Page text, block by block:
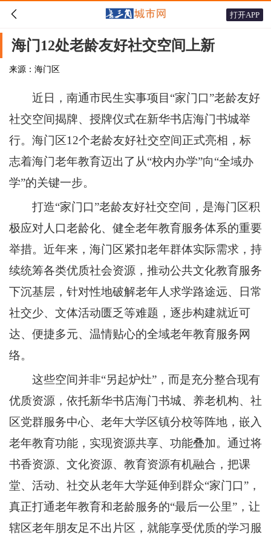
 打开APP
海门12处老龄友好社交空间上新
来源：海门区
近日，南通市民生实事项目“家门口”老龄友好
社交空间揭牌、授牌仪式在新华书店海门书城举
行。海门区12个老龄友好社交空间正式亮相，标
志着海门老年教育迈出了从“校内办学”向“全域办
学”的关键一步。
打造“家门口”老龄友好社交空间，是海门区积
极应对人口老龄化、健全老年教育服务体系的重要
举措。近年来，海门区紧扣老年群体实际需求，持
续统筹各类优质社会资源，推动公共文化教育服务
下沉基层，针对性地破解老年人求学路途远、日常
社交少、文体活动匮乏等难题，逐步构建就近可
达、便捷多元、温情贴心的全域老年教育服务网
络。
这些空间并非“另起炉灶”，而是充分整合现有
优质资源，依托新华书店海门书城、养老机构、社
区党群服务中心、老年大学区镇分校等阵地，嵌入
老年教育功能，实现资源共享、功能叠加。通过将
书香资源、文化资源、教育资源有机融合，把课
堂、活动、社交从老年大学延伸到群众“家门口”，
真正打通老年教育和老龄服务的“最后一公里”，让
辖区老年朋友足不出片区，就能享受优质的学习服